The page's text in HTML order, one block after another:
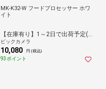
MK-K32-W フードプロセッサー ホワ
イト
ビックカメラ
10,080 円 (税込)
93ポイント